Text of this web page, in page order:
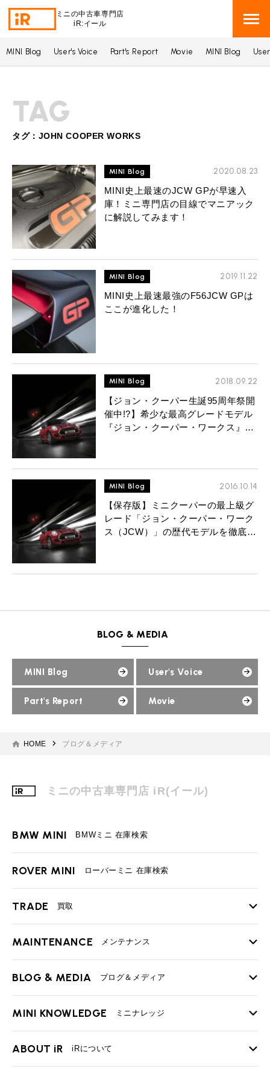
ミニの中古車専門店
iR:イール
BMW MINI BMWミニ 在庫検索
ROVER MINI
TRADE 買取
TOP
iRの買取が他社よりも高い理由
売却手順
必要書類
買取Q&A
iRで愛車を売却されたお客様の声
BMWミニ買取査定依頼
ローバーミニ買取査定依頼
MAINTENANCE メンテナンス
TOP
BMWミニ メンテナンス
ローバーミニ メンテナンス
最近の修理実績
BLOG & MEDIA ブログ＆メディア
TOP
MINI Blog スタッフブログ
User's Voice 購入者様の声
Part's Report
Movie 動画一覧
MINI KNOWLEDGE
TOP
BMWミニナレッジ
ローバーミニナレッジ
ABOUT iR iRについて
会社概要
スタッフ紹介
MAP
RECRUIT 採用情報
お知らせ
お問い合わせ
お問い合わせ
iR TECH FACTORY
サービス工場
iR MAKERS
TEL
MAP
買取
査定依頼
購入相談
来店予約
MINI Blog User's Voice Part's Report Movie MINI Blog
TAG
タグ：JOHN COOPER WORKS
MINI Blog
2020.08.23
MINI史上最速のJCW GPが早速入
庫！ミニ専門店の目線でマニアック
に解説してみます！
MINI Blog
2019.11.22
MINI史上最速最強のF56JCW GPは
ここが進化した！
MINI Blog
2018.09.22
【ジョン・クーパー生誕95周年祭開
催中!?】希少な最高グレードモデル
『ジョン・クーパー・ワークス』を
MINI Blog
2016.10.14
【保存版】ミニクーパーの最上級グ
レード「ジョン・クーパー・ワーク
ス（JCW）」の歴代モデルを徹底比
BLOG & MEDIA
MINI Blog User's Voice
Part's Report Movie
HOME ブログ＆メディア
ミニの中古車専門店 iR(イール)
BMW MINI BMWミニ 在庫検索
ROVER MINI ローバーミニ 在庫検索
TRADE 買取
TOP
必要書類
MAINTENANCE メンテナンス
TOP
最近の修理実績
BLOG & MEDIA ブログ＆メディア
TOP
User's Voice 購入者様の声
MINI KNOWLEDGE ミニナレッジ
TOP
ABOUT iR iRについて